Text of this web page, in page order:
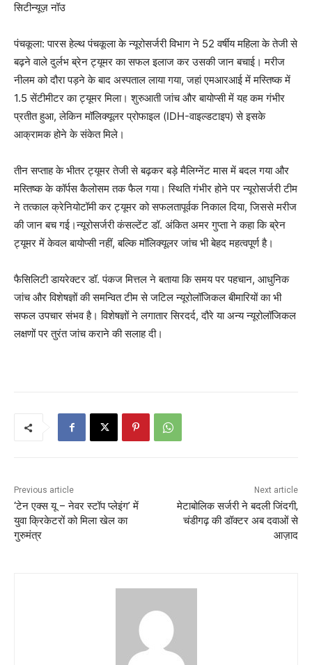
सिटीन्यूज़ नॉउ
पंचकूला: पारस हेल्थ पंचकूला के न्यूरोसर्जरी विभाग ने 52 वर्षीय महिला के तेजी से
बढ़ने वाले दुर्लभ ब्रेन ट्यूमर का सफल इलाज कर उसकी जान बचाई। मरीज
नीलम को दौरा पड़ने के बाद अस्पताल लाया गया, जहां एमआरआई में मस्तिष्क में
1.5 सेंटीमीटर का ट्यूमर मिला। शुरुआती जांच और बायोप्सी में यह कम गंभीर
प्रतीत हुआ, लेकिन मॉलिक्यूलर प्रोफाइल (IDH-वाइल्डटाइप) से इसके
आक्रामक होने के संकेत मिले।
तीन सप्ताह के भीतर ट्यूमर तेजी से बढ़कर बड़े मैलिग्नेंट मास में बदल गया और
मस्तिष्क के कॉर्पस कैलोसम तक फैल गया। स्थिति गंभीर होने पर न्यूरोसर्जरी टीम
ने तत्काल क्रेनियोटॉमी कर ट्यूमर को सफलतापूर्वक निकाल दिया, जिससे मरीज
की जान बच गई।न्यूरोसर्जरी कंसल्टेंट डॉ. अंकित अमर गुप्ता ने कहा कि ब्रेन
ट्यूमर में केवल बायोप्सी नहीं, बल्कि मॉलिक्यूलर जांच भी बेहद महत्वपूर्ण है।
फैसिलिटी डायरेक्टर डॉ. पंकज मित्तल ने बताया कि समय पर पहचान, आधुनिक
जांच और विशेषज्ञों की समन्वित टीम से जटिल न्यूरोलॉजिकल बीमारियों का भी
सफल उपचार संभव है। विशेषज्ञों ने लगातार सिरदर्द, दौरे या अन्य न्यूरोलॉजिकल
लक्षणों पर तुरंत जांच कराने की सलाह दी।
Previous article
‘टेन एक्स यू – नेवर स्टॉप प्लेइंग’ में
युवा क्रिकेटरों को मिला खेल का
गुरुमंत्र
Next article
मेटाबोलिक सर्जरी ने बदली जिंदगी,
चंडीगढ़ की डॉक्टर अब दवाओं से
आज़ाद